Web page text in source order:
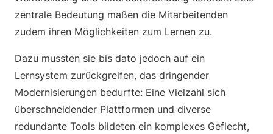
zentrale Bedeutung maßen die Mitarbeitenden
zudem ihren Möglichkeiten zum Lernen zu.
Dazu mussten sie bis dato jedoch auf ein
Lernsystem zurückgreifen, das dringender
Modernisierungen bedurfte: Eine Vielzahl sich
überschneidender Plattformen und diverse
redundante Tools bildeten ein komplexes Geflecht,